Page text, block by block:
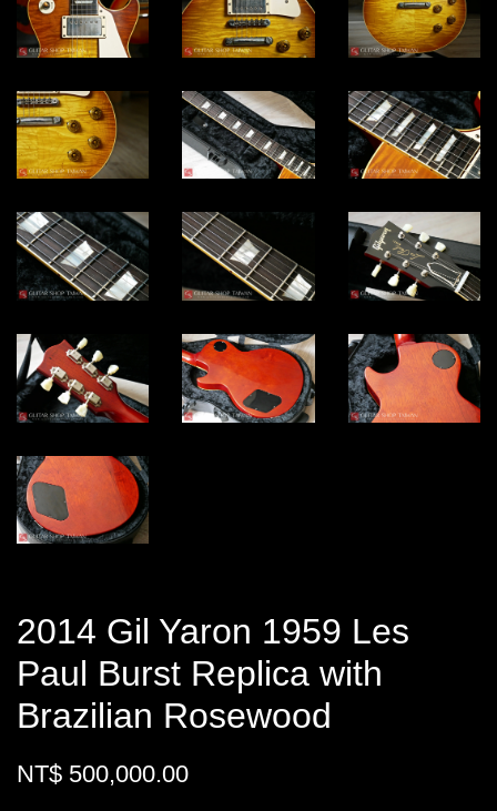
2014 Gil Yaron 1959 Les
Paul Burst Replica with
Brazilian Rosewood
NT$ 500,000.00